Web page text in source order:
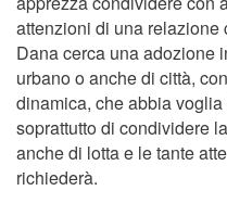
attenzioni di una relazione
Dana cerca una adozione
urbano o anche di città,
dinamica, che abbia
soprattutto di condividere
anche di lotta e le tante
richiederà.